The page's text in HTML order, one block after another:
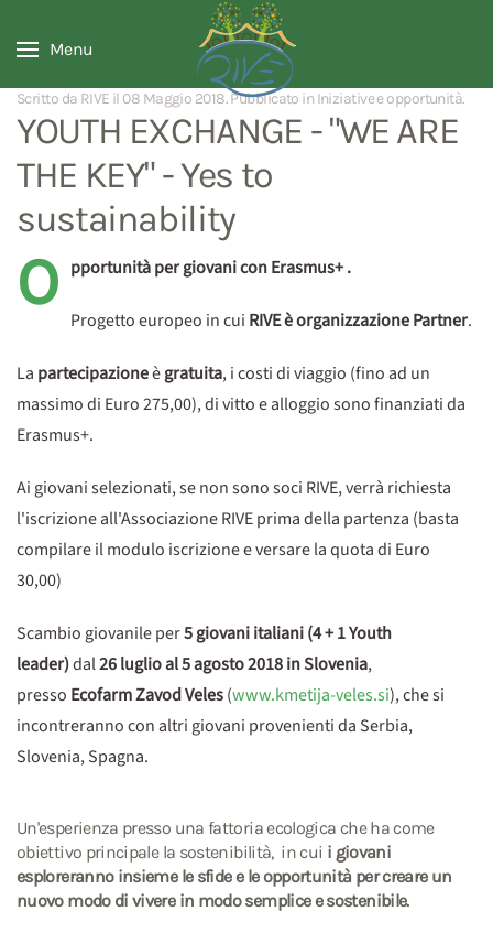
Menu
Scritto da RIVE il 08 Maggio 2018. Pubblicato in Iniziative e opportunità.
YOUTH EXCHANGE - "WE ARE
THE KEY" - Yes to
sustainability
O pportunità per giovani con Erasmus+ .
Progetto europeo in cui RIVE è organizzazione Partner.
La partecipazioneègratuita, i costi di viaggio (fino ad un
massimo di Euro 275,00), di vitto e alloggio sono finanziati da
Erasmus+.
Ai giovani selezionati, se non sono soci RIVE, verrà richiesta
l'iscrizione all'Associazione RIVE prima della partenza (basta
compilare il modulo iscrizione e versare la quota di Euro
30,00)
Scambio giovanile per5 giovani italiani (4 + 1 Youth
leader)dal26 luglio al 5 agosto 2018 in Slovenia,
presso Ecofarm Zavod Veles(www.kmetija-veles.si), che si
incontreranno con altri giovani provenienti da Serbia,
Slovenia, Spagna.
Un'esperienza presso una fattoria ecologica che ha come
obiettivo principale la sostenibilità, in cui i giovani
esploreranno insieme le sfide e le opportunità per creare un
nuovo modo di vivere in modo semplice e sostenibile.